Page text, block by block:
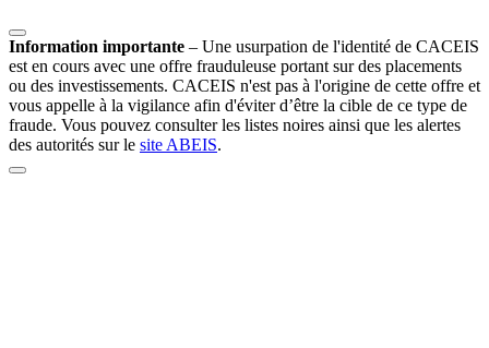
Information importante – Une usurpation de l'identité de CACEIS
est en cours avec une offre frauduleuse portant sur des placements
ou des investissements. CACEIS n'est pas à l'origine de cette offre et
vous appelle à la vigilance afin d'éviter d’être la cible de ce type de
fraude. Vous pouvez consulter les listes noires ainsi que les alertes
des autorités sur le site ABEIS.